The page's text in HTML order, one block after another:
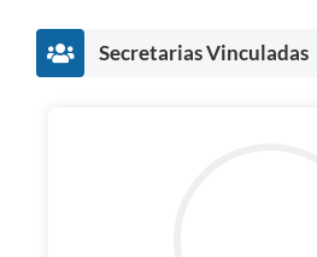
Secretarias Vinculadas